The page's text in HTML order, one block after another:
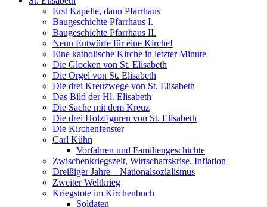
Erst Kapelle, dann Pfarrhaus
Baugeschichte Pfarrhaus I.
Baugeschichte Pfarrhaus II.
Neun Entwürfe für eine Kirche!
Eine katholische Kirche in letzter Minute
Die Glocken von St. Elisabeth
Die Orgel von St. Elisabeth
Die drei Kreuzwege von St. Elisabeth
Das Bild der Hl. Elisabeth
Die Sache mit dem Kreuz
Die drei Holzfiguren von St. Elisabeth
Die Kirchenfenster
Carl Kühn
Vorfahren und Familiengeschichte
Zwischenkriegszeit, Wirtschaftskrise, Inflation
Dreißiger Jahre – Nationalsozialismus
Zweiter Weltkrieg
Kriegstote im Kirchenbuch
Soldaten